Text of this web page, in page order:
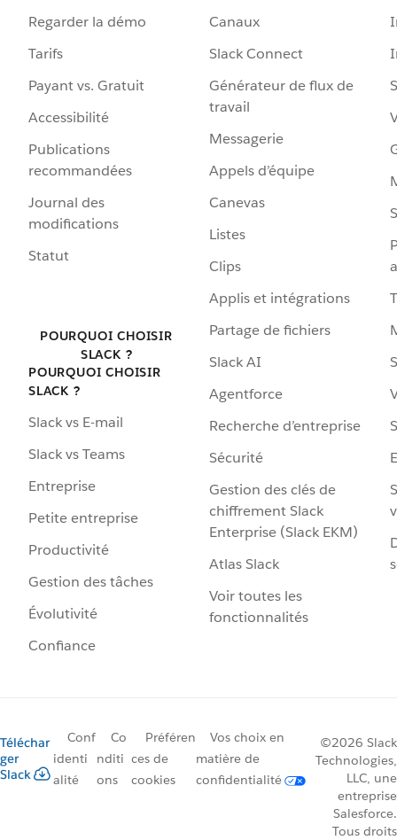
Regarder la démo
Tarifs
Payant vs. Gratuit
Accessibilité
Publications
recommandées
Journal des
modifications
Statut
POURQUOI CHOISIR
SLACK ?
POURQUOI CHOISIR
SLACK ?
Slack vs E-mail
Slack vs Teams
Entreprise
Petite entreprise
Productivité
Gestion des tâches
Évolutivité
Confiance
Canaux
Slack Connect
Générateur de flux de
travail
Messagerie
Appels d’équipe
Canevas
Listes
Clips
Applis et intégrations
Partage de fichiers
Slack AI
Agentforce
Recherche d’entreprise
Sécurité
Gestion des clés de
chiffrement Slack
Enterprise (Slack EKM)
Atlas Slack
Voir toutes les
fonctionnalités
Téléchar
ger
Slack
Conf
identi
alité
Co
nditi
ons
Préféren
ces de
cookies
Vos choix en
matière de
confidentialité
©2026 Slack
Technologies,
LLC, une
entreprise
Salesforce.
Tous droits